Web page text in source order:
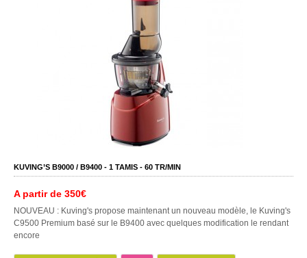
KUVING’S B9000 / B9400 - 1 TAMIS - 60 TR/MIN
A partir de 350€
NOUVEAU : Kuving's propose maintenant un nouveau modèle, le Kuving's
C9500 Premium basé sur le B9400 avec quelques modification le rendant
encore